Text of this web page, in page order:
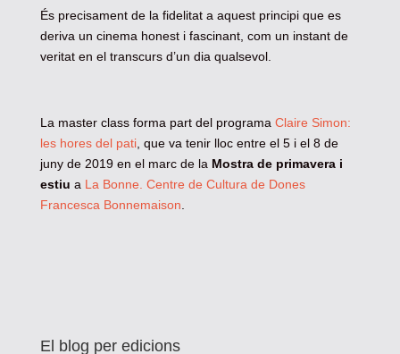
És precisament de la fidelitat a aquest principi que es
deriva un cinema honest i fascinant, com un instant de
veritat en el transcurs d’un dia qualsevol.
La master class forma part del programa Claire Simon:
les hores del pati, que va tenir lloc entre el 5 i el 8 de
juny de 2019 en el marc de la Mostra de primavera i
estiu a La Bonne. Centre de Cultura de Dones
Francesca Bonnemaison
El blog per edicions